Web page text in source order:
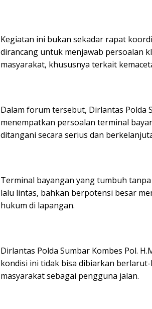
Kegiatan ini bukan sekadar rapat
dirancang untuk menjawab persoalan
masyarakat, khususnya terkait
Dalam forum tersebut, Dirlantas Polda
menempatkan persoalan terminal
ditangani secara serius dan
Terminal bayangan yang tumbuh
lalu lintas, bahkan berpotensi besar
hukum di lapangan.
Dirlantas Polda Sumbar Kombes Pol.
kondisi ini tidak bisa dibiarkan
masyarakat sebagai pengguna jalan.